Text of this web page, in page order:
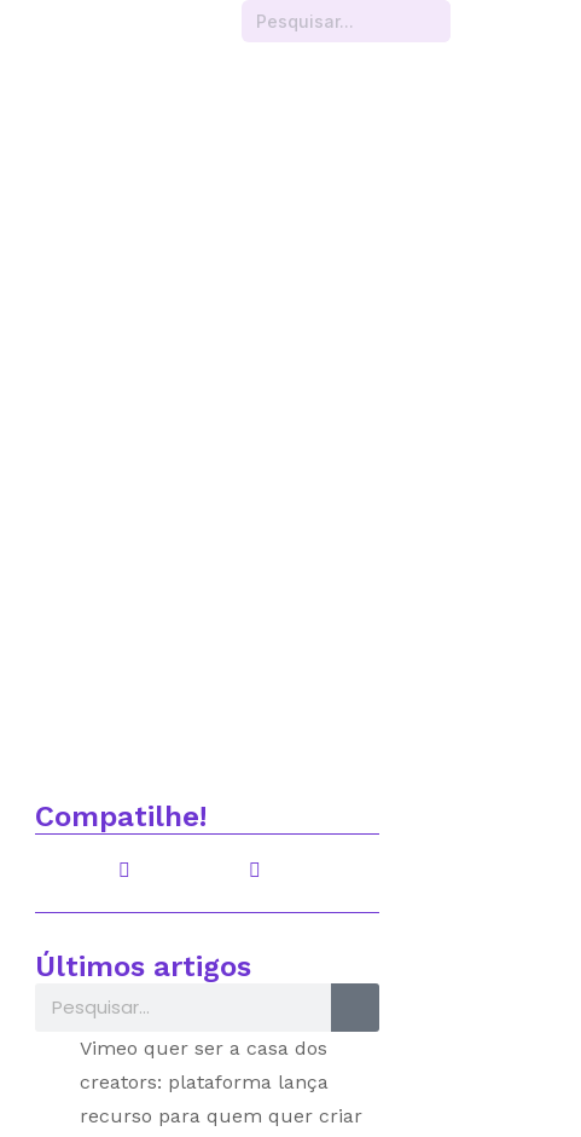
deve passar longe
Compatilhe!
Últimos artigos
Vimeo quer ser a casa dos
creators: plataforma lança
recurso para quem quer criar